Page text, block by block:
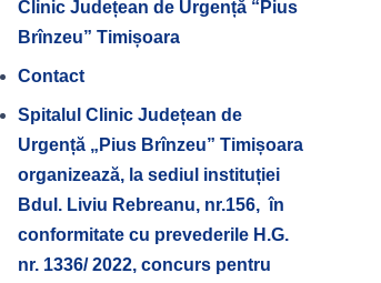
Clinic Județean de Urgență “Pius
Brînzeu” Timișoara
Contact
Spitalul Clinic Județean de
Urgență „Pius Brînzeu” Timișoara
organizează, la sediul instituției
Bdul. Liviu Rebreanu, nr.156, în
conformitate cu prevederile H.G.
nr. 1336/ 2022, concurs pentru